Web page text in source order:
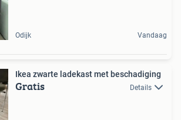
Odijk Vandaag
Ikea zwarte ladekast met beschadiging
Gratis Details